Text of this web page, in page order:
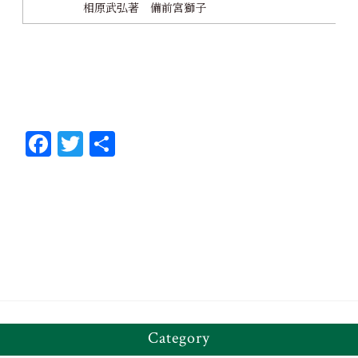
相原武弘著 備前宮獅子
Fa T
Category